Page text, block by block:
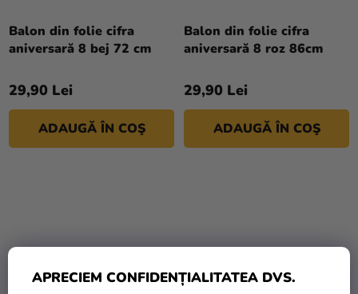
APRECIEM CONFIDENȚIALITATEA DVS.
Balon din folie cifra
aniversară 8 bej 72 cm
29,90 Lei
ADAUGĂ ÎN COŞ
Balon din folie cifra
aniversară 8 roz 86cm
29,90 Lei
ADAUGĂ ÎN COŞ